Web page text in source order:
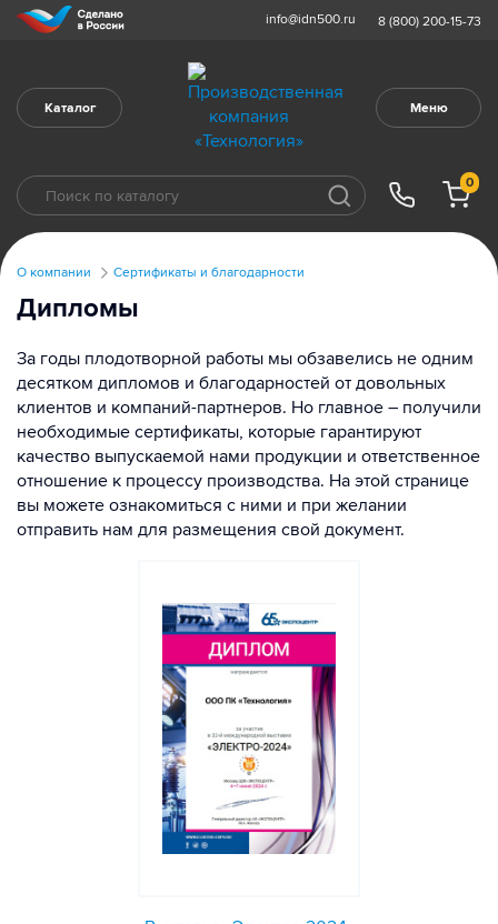
info@idn500.ru 8 (800) 200-15-73
Каталог Меню
0
О компании Сертификаты и благодарности
Дипломы
За годы плодотворной работы мы обзавелись не одним
десятком дипломов и благодарностей от довольных
клиентов и компаний-партнеров. Но главное – получили
необходимые сертификаты, которые гарантируют
качество выпускаемой нами продукции и ответственное
отношение к процессу производства. На этой странице
вы можете ознакомиться с ними и при желании
отправить нам для размещения свой документ.